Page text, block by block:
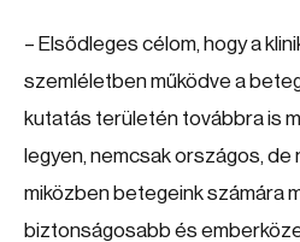
– Elsődleges célom, hogy a
szemléletben működve a
kutatás területén továbbra is
legyen, nemcsak országos, de
miközben betegeink számára
biztonságosabb és